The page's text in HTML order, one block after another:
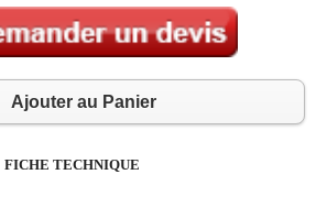
Ajouter au Panier
FICHE TECHNIQUE